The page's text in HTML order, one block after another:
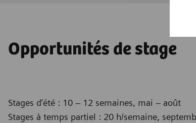
Opportunités de stage
Stages d’été : 10 – 12 semaines, mai – août
Stages à temps partiel : 20 h/semaine,